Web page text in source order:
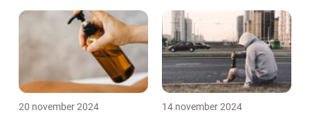
20 november 2024 14 november 2024